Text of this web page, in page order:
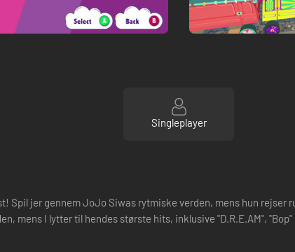
Singleplayer
Spil jer gennem JoJo Siwas rytmiske verden, mens hun
mens I lytter til hendes største hits, inklusive "D.R.E.AM",